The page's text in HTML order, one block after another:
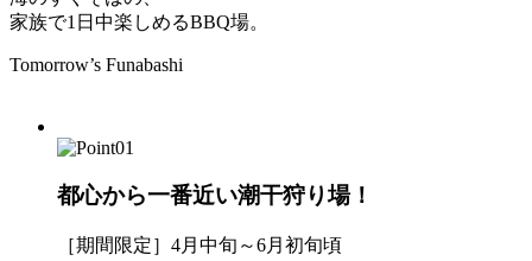
家族で1日中楽しめるBBQ場。
Tomorrow’s Funabashi
都心から一番近い潮干狩り場！
［期間限定］4月中旬～6月初旬頃